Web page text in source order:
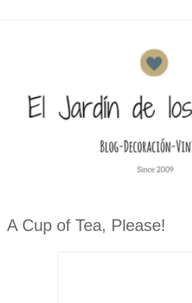
A Cup of Tea, Please!